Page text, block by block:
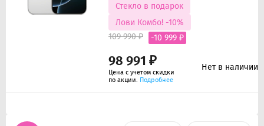
Стекло в подарок
Лови Комбо! -10%
98 991 ₽
109 990 ₽ -10 999 ₽
Цена с учетом скидки
по акции. Подробнее
Нет в наличии